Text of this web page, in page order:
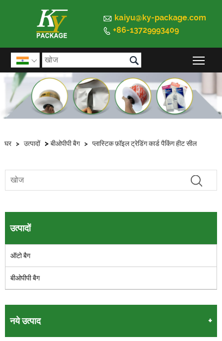
 kaiyu@ky-package.com
 +86-13729993409
 
घर > उत्पादों > बीओपीपी बैग > प्लास्टिक फ़ॉइल ट्रेडिंग कार्ड पैकिंग हीट सील
उत्पादों
ऑटो बैग
बीओपीपी बैग
नये उत्पाद